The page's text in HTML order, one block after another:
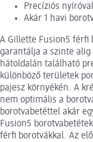
Precíziós nyíróval
Akár 1 havi
A Gillette Fusion5 férfi
garantálja a szinte alig
hátoldalán található
különböző területek
pajesz környékén. A
nem optimális a
borotvabetéttel akár
Fusion5
férfi borotvákkal. Az